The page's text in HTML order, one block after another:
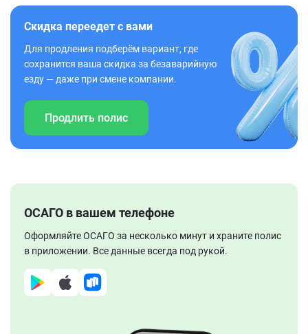
Скидка переедет с вами
Для продления подберём вариант, где
сохранится ваша скидка за безаварийную
езду — даже при смене компании.
Продлить полис
ОСАГО в вашем телефоне
Оформляйте ОСАГО за несколько минут и храните полис
в приложении. Все данные всегда под рукой.